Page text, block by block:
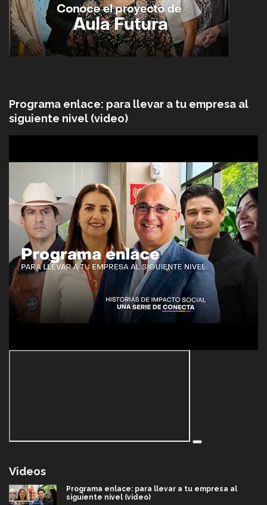
Programa enlace: para llevar a tu empresa al
siguiente nivel (video)
Videos
Programa enlace: para llevar a tu empresa al
siguiente nivel (video)